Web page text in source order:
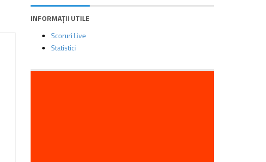
INFORMAȚII UTILE
Scoruri Live
Statistici